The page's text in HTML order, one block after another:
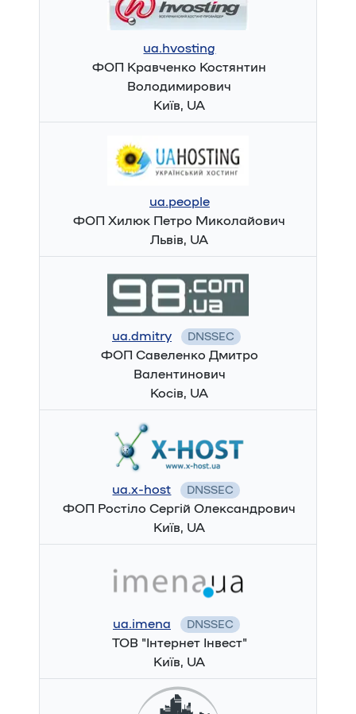
ua.hvosting
ФОП Кравченко Костянтин
Володимирович
Київ, UA
ua.people
ФОП Хилюк Петро Миколайович
Львів, UA
ua.dmitry DNSSEC
ФОП Савеленко Дмитро
Валентинович
Косів, UA
ua.x-host DNSSEC
ФОП Ростіло Сергій Олександрович
Київ, UA
ua.imena DNSSEC
ТОВ "Інтернет Інвест"
Київ, UA